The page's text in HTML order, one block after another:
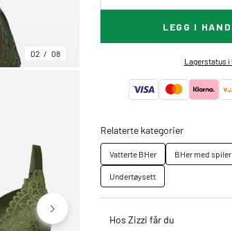
02 08
LEGG I
Lagerstatus
Relaterte kategorier
Vatterte BHer BHer med spiler
Undertøysett
Hos Zizzi får du